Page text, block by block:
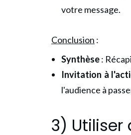
votre message.
Conclusion :
Synthèse:
Invitation à
l'audience à
3)